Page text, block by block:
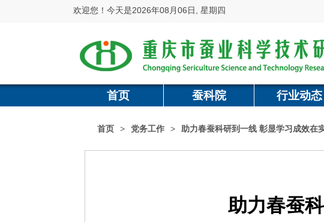
欢迎您！今天是2026年08月06日, 星期四
首页 蚕科院 行业动态
首页 > 党务工作 > 助力春蚕科研到一线 彰显学习成效在
助力春蚕